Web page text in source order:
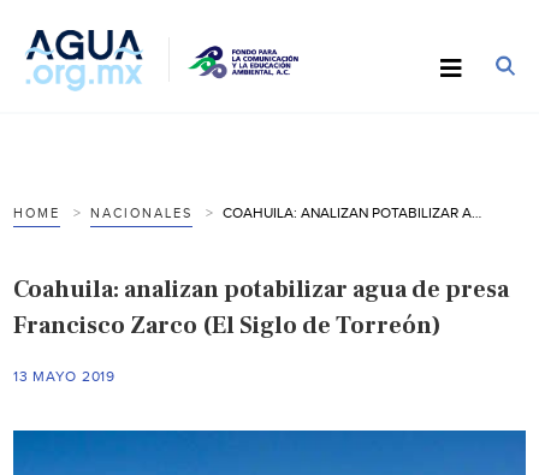
HOME NACIONALES
Coahuila: analizan potabilizar agua de presa
Francisco Zarco (El Siglo de Torreón)
13 MAYO 2019